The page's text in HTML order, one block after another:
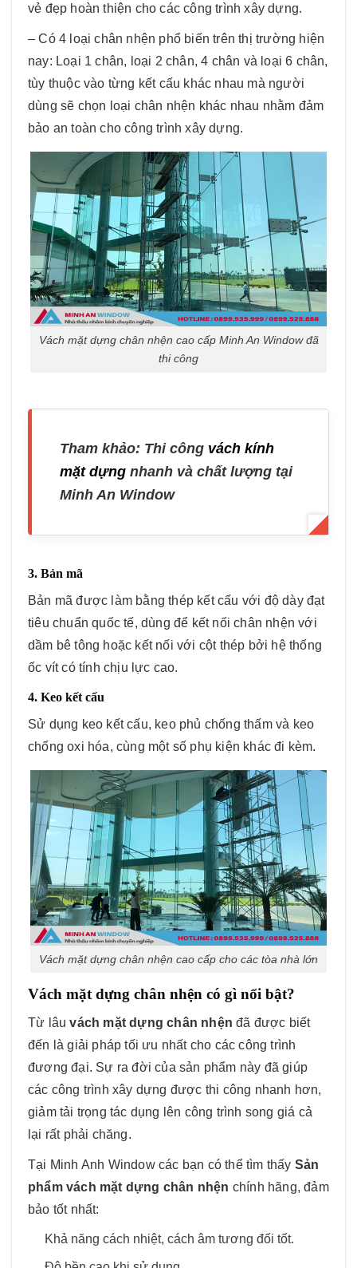
vẻ đẹp hoàn thiện cho các công trình xây dựng.
– Có 4 loại chân nhện phổ biến trên thị trường hiện
nay: Loại 1 chân, loại 2 chân, 4 chân và loại 6 chân,
tùy thuộc vào từng kết cấu khác nhau mà người
dùng sẽ chọn loại chân nhện khác nhau nhằm đảm
bảo an toàn cho công trình xây dựng.
Vách mặt dựng chân nhện cao cấp Minh An Window đã
thi công
Tham khảo: Thi công vách kính
mặt dựng nhanh và chất lượng tại
Minh An Window
3. Bản mã
Bản mã được làm bằng thép kết cấu với độ dày đạt
tiêu chuẩn quốc tế, dùng để kết nối chân nhện với
dầm bê tông hoặc kết nối với cột thép bởi hệ thống
ốc vít có tính chịu lực cao.
4. Keo kết cấu
Sử dụng keo kết cấu, keo phủ chống thấm và keo
chống oxi hóa, cùng một số phụ kiện khác đi kèm.
Vách mặt dựng chân nhện cao cấp cho các tòa nhà lớn
Vách mặt dựng chân nhện có gì nổi bật?
Từ lâuvách mặt dựng chân nhện đã được biết
đến là giải pháp tối ưu nhất cho các công trình
đương đại. Sự ra đời của sản phẩm này đã giúp
các công trình xây dựng được thi công nhanh hơn,
giảm tải trọng tác dụng lên công trình song giá cả
lại rất phải chăng.
Tại Minh Anh Window các bạn có thể tìm thấy Sản
phẩm vách mặt dựng chân nhện chính hãng, đảm
bảo tốt nhất:
Khả năng cách nhiệt, cách âm tương đối tốt.